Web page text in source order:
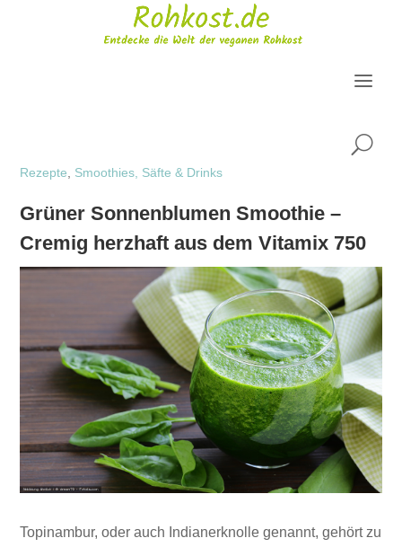
U
Rezepte Smoothies, Säfte & Drinks
Grüner Sonnenblumen Smoothie –
Cremig herzhaft aus dem Vitamix 750
Topinambur, oder auch Indianerknolle genannt, gehört zu